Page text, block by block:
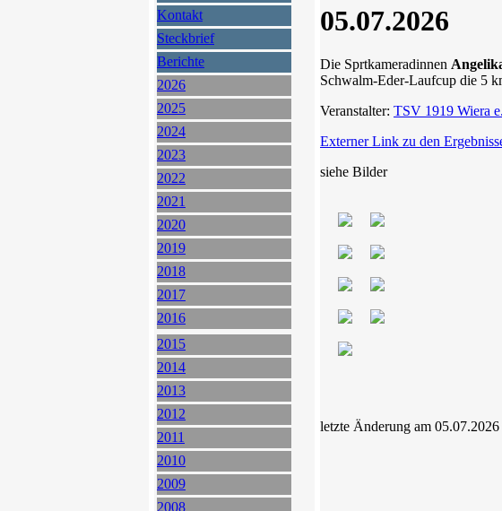
Kontakt
Steckbrief
Berichte
2026
2025
2024
2023
2022
2021
2020
2019
2018
2017
2016
2015
2014
2013
2012
2011
2010
2009
2008
05.07.2026
Die Sprtkameradinnen
Schwalm-Eder-Laufcup die 5
Veranstalter: TSV 1919 Wiera
Externer Link zu den
siehe Bilder
letzte Änderung am